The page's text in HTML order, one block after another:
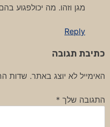
מגן וזהו. מה יכולפגוע
Reply
כתיבת תגובה
האימייל לא יוצג באתר. שדות
התגובה שלך *